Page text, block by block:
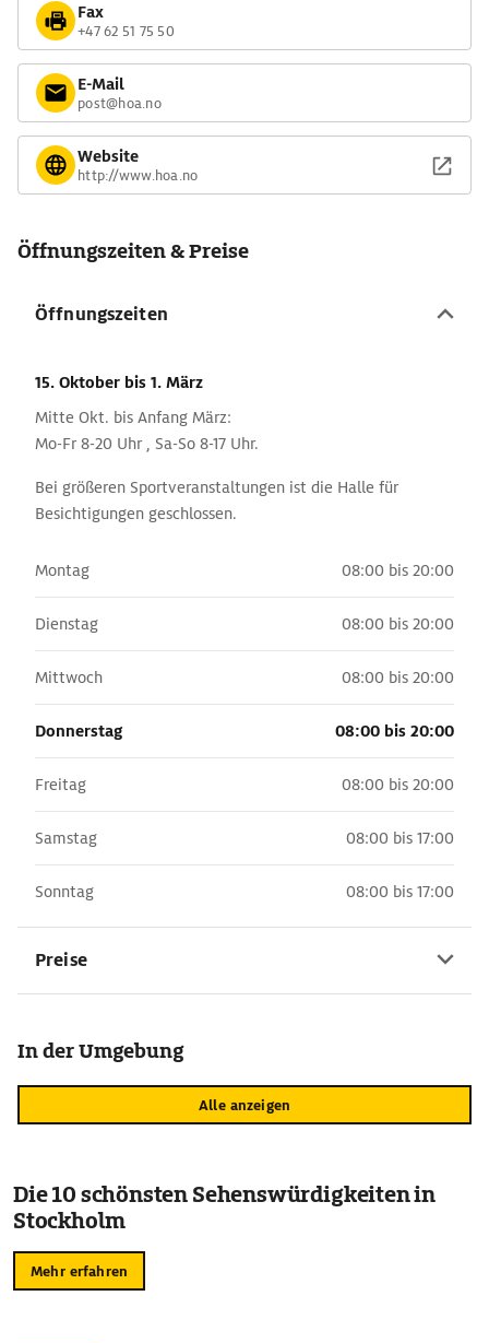
Fax
+47 62 51 75 50
E-Mail
post@hoa.no
Website
http://www.hoa.no
Öffnungszeiten & Preise
Öffnungszeiten
15. Oktober bis 1. März
Mitte Okt. bis Anfang März:
Mo-Fr 8-20 Uhr , Sa-So 8-17 Uhr.
Bei größeren Sportveranstaltungen ist die Halle für
Besichtigungen geschlossen.
Montag 08:00 bis 20:00
Dienstag 08:00 bis 20:00
Mittwoch 08:00 bis 20:00
Donnerstag 08:00 bis 20:00
Freitag 08:00 bis 20:00
Samstag 08:00 bis 17:00
Sonntag 08:00 bis 17:00
Preise
In der Umgebung
Alle anzeigen
Die 10 schönsten Sehenswürdigkeiten in
Stockholm
Mehr erfahren